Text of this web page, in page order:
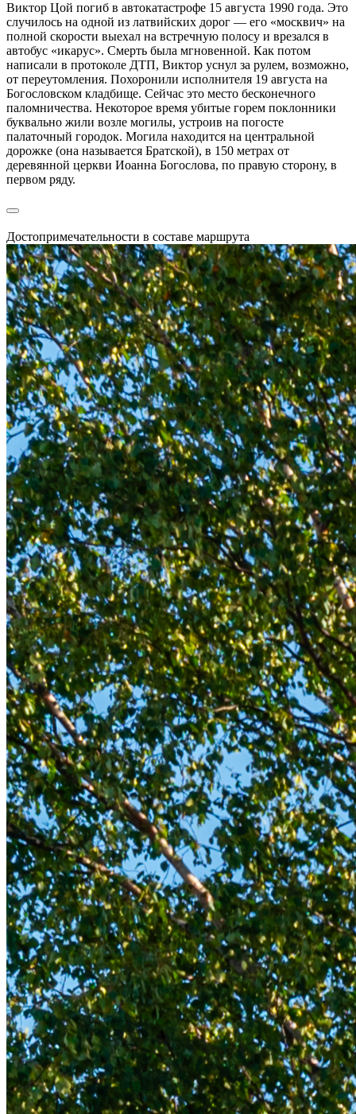
Виктор Цой погиб в автокатастрофе 15 августа 1990 года. Это
случилось на одной из латвийских дорог — его «москвич» на
полной скорости выехал на встречную полосу и врезался в
автобус «икарус». Смерть была мгновенной. Как потом
написали в протоколе ДТП, Виктор уснул за рулем, возможно,
от переутомления. Похоронили исполнителя 19 августа на
Богословском кладбище. Сейчас это место бесконечного
паломничества. Некоторое время убитые горем поклонники
буквально жили возле могилы, устроив на погосте
палаточный городок. Могила находится на центральной
дорожке (она называется Братской), в 150 метрах от
деревянной церкви Иоанна Богослова, по правую сторону, в
первом ряду.
Достопримечательности в составе маршрута